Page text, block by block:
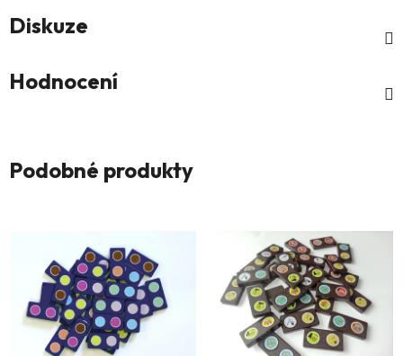
Diskuze
Hodnocení
Podobné produkty